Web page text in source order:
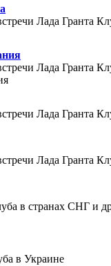
Лада Гранта
Лада Гранта
Лада Гранта
Лада Гранта
в странах СНГ и
в Украине